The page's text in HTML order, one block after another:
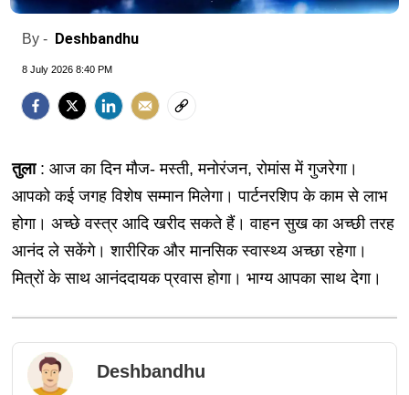
By - Deshbandhu
8 July 2026 8:40 PM
तुला : आज का दिन मौज- मस्ती, मनोरंजन, रोमांस में गुजरेगा।
आपको कई जगह विशेष सम्मान मिलेगा। पार्टनरशिप के काम से लाभ
होगा। अच्छे वस्त्र आदि खरीद सकते हैं। वाहन सुख का अच्छी तरह
आनंद ले सकेंगे। शारीरिक और मानसिक स्वास्थ्य अच्छा रहेगा।
मित्रों के साथ आनंददायक प्रवास होगा। भाग्य आपका साथ देगा।
Deshbandhu